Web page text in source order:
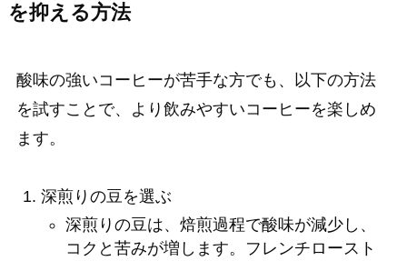
を抑える方法
酸味の強いコーヒーが苦手な方でも、以下の方法
を試すことで、より飲みやすいコーヒーを楽しめ
ます。
深煎りの豆を選ぶ
深煎りの豆は、焙煎過程で酸味が減少し、
コクと苦みが増します。フレンチロースト